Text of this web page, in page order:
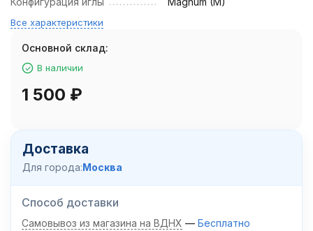
Все характеристики
Основной склад:
В наличии
1 500 ₽
Доставка
Для города:Москва
Способ доставки
Самовывоз из магазина на ВДНХ Бесплатно